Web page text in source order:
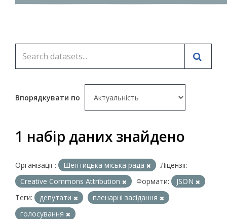
Впорядкувати по
1 набір даних знайдено
Організації : Шептицька міська рада
Ліцензії:
Creative Commons Attribution
Формати:
JSON
Теги:
депутати
пленарні засідання
голосування